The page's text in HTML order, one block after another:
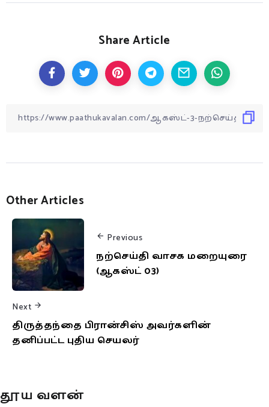
Share Article
Other Articles
Previous
நற்செய்தி வாசக மறையுரை
(ஆகஸ்ட் 03)
Next
திருத்தந்தை பிரான்சிஸ் அவர்களின்
தனிப்பட்ட புதிய செயலர்
தூய வளன்